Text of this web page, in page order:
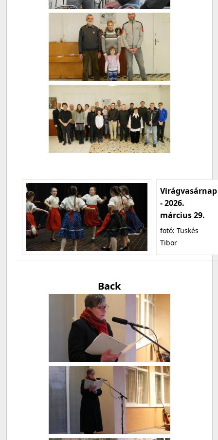
Virágvasárnap
- 2026.
március 29.
fotó: Tüskés
Tibor
Back